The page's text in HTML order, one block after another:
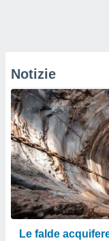
Notizie
Le falde